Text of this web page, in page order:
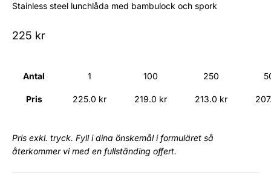
Stainless steel lunchlåda med bambulock och spork
Sale price
225 kr
Antal
Pris
1
225.0 kr
100
219.0 kr
250
213.0 kr
Pris exkl. tryck. Fyll i dina önskemål i formuläret så
återkommer vi med en fullständing offert.